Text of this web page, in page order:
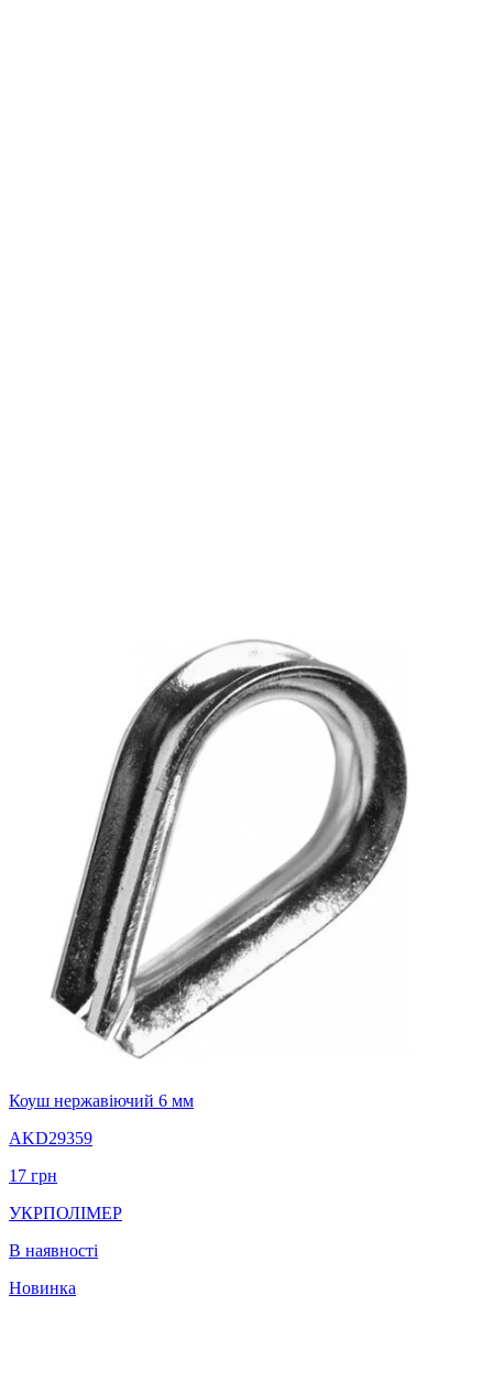
Коуш нержавіючий 6 мм
AKD29359
17 грн
УКРПОЛІМЕР
В наявності
Новинка